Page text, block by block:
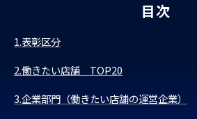
目次
1.表彰区分
2.働きたい店舗 TOP20
3.企業部門（働きたい店舗の運営企業）